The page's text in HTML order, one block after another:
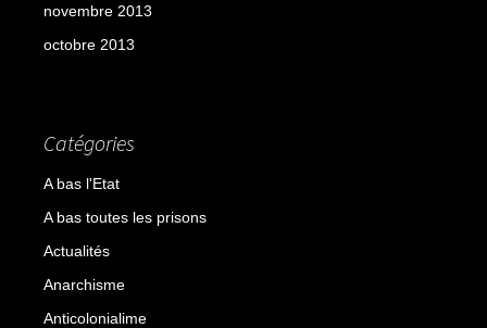
novembre 2013
octobre 2013
Catégories
A bas l'Etat
A bas toutes les prisons
Actualités
Anarchisme
Anticolonialime